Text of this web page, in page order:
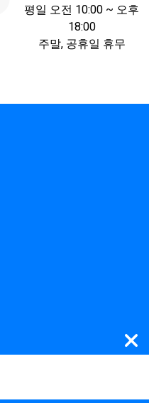
평일 오전 10:00 ~ 오후
18:00
주말, 공휴일 휴무